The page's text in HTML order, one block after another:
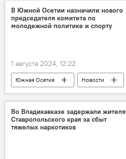
В Южной Осетии назначили нового
председателя комитета по
молодежной политике и спорту
1 августа 2024, 12:22
Южная Осетия
Новости
Спорт
Во Владикавказе задержали жителя
Ставропольского края за сбыт
тяжелых наркотиков